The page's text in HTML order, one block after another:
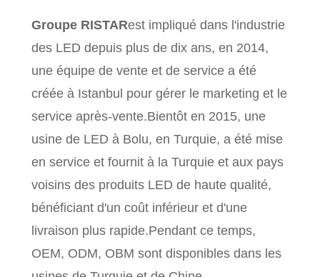
Groupe RISTARest impliqué dans l'industrie
des LED depuis plus de dix ans, en 2014,
une équipe de vente et de service a été
créée à Istanbul pour gérer le marketing et le
service après-vente.Bientôt en 2015, une
usine de LED à Bolu, en Turquie, a été mise
en service et fournit à la Turquie et aux pays
voisins des produits LED de haute qualité,
bénéficiant d'un coût inférieur et d'une
livraison plus rapide.Pendant ce temps,
OEM, ODM, OBM sont disponibles dans les